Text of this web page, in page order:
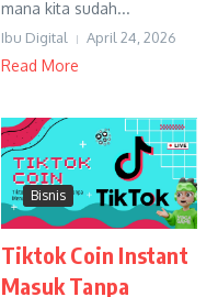
mana kita sudah...
Ibu Digital April 24, 2026
Read More
Bisnis
Tiktok Coin Instant
Masuk Tanpa